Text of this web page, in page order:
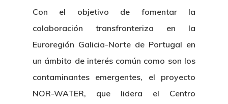
Con el objetivo de fomentar la
colaboración transfronteriza en la
Euroregión Galicia-Norte de Portugal en
un ámbito de interés común como son los
contaminantes emergentes, el proyecto
NOR-WATER, que lidera el Centro